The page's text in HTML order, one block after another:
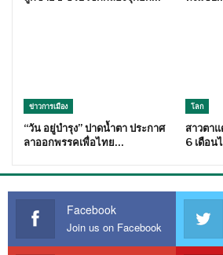
ข่าวการเมือง
“วัน อยู่บำรุง” ปาดน้ำตา ประกาศ
ลาออกพรรคเพื่อไทย…
โลก
สาวตา
6 เดือน
Facebook
Join us on Facebook